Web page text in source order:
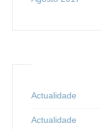
Actualidade
Actualidade